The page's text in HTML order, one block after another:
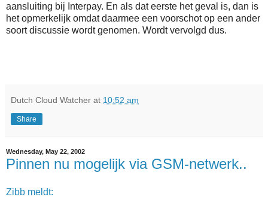
aansluiting bij Interpay. En als dat eerste het geval is, dan is
het opmerkelijk omdat daarmee een voorschot op een ander
soort discussie wordt genomen. Wordt vervolgd dus.
Dutch Cloud Watcher at 10:52 am
Share
Wednesday, May 22, 2002
Pinnen nu mogelijk via GSM-netwerk..
Zibb meldt: